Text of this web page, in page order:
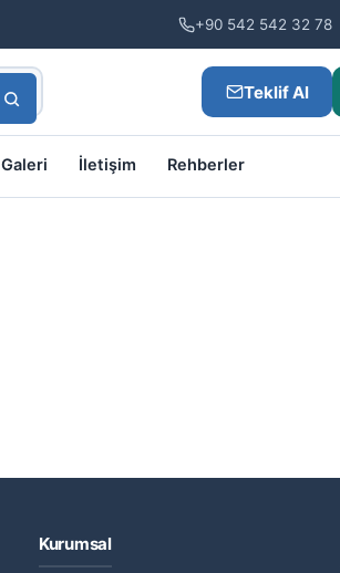
+90 542 542 32 78
Teklif Al
Galeri İletişim Rehberler
Kurumsal